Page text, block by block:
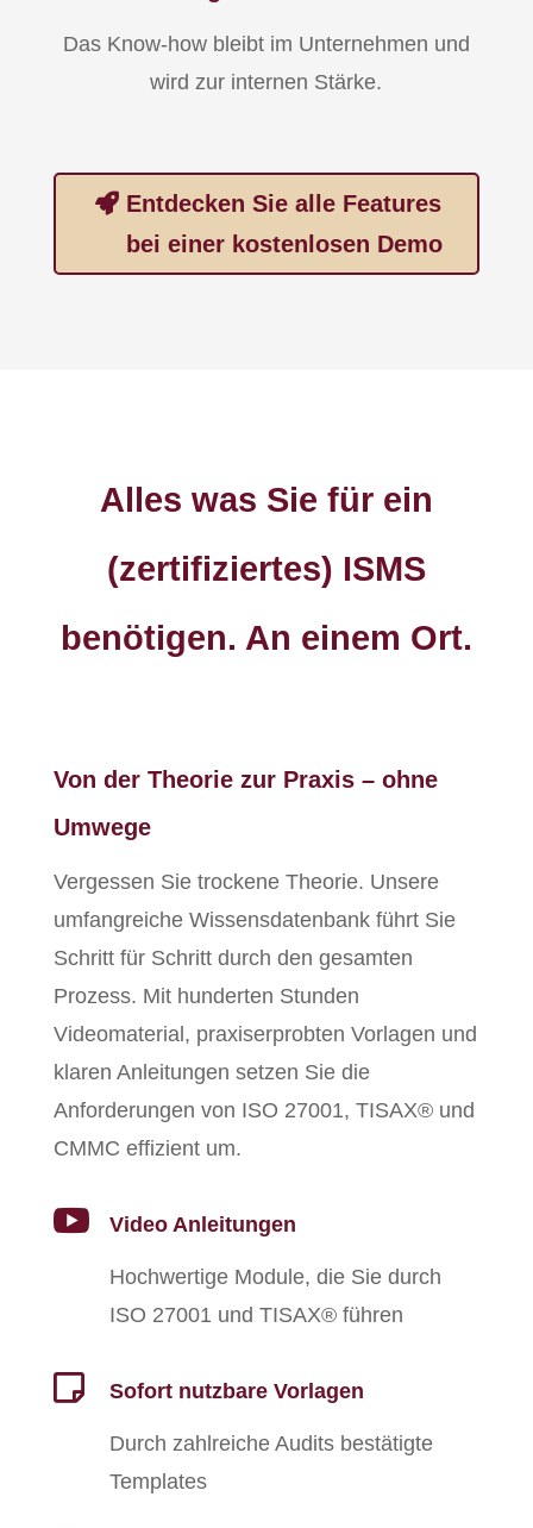
Das Know-how bleibt im Unternehmen und
wird zur internen Stärke.
Entdecken Sie alle Features
bei einer kostenlosen Demo
Alles was Sie für ein
(zertifiziertes) ISMS
benötigen. An einem Ort.
Von der Theorie zur Praxis – ohne
Umwege
Vergessen Sie trockene Theorie. Unsere
umfangreiche Wissensdatenbank führt Sie
Schritt für Schritt durch den gesamten
Prozess. Mit hunderten Stunden
Videomaterial, praxiserprobten Vorlagen und
klaren Anleitungen setzen Sie die
Anforderungen von ISO 27001, TISAX® und
CMMC effizient um.
 Video Anleitungen
Hochwertige Module, die Sie durch
ISO 27001 und TISAX® führen
 Sofort nutzbare Vorlagen
Durch zahlreiche Audits bestätigte
Templates